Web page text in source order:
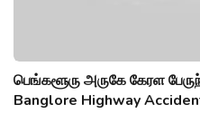
பெங்களூரு அருகே கேரள
Banglore Highway